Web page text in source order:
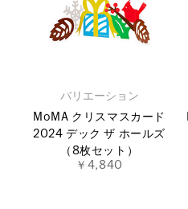
バリエーション
MoMA クリスマスカード
2024 デック ザ ホールズ
（8枚セット）
￥4,840